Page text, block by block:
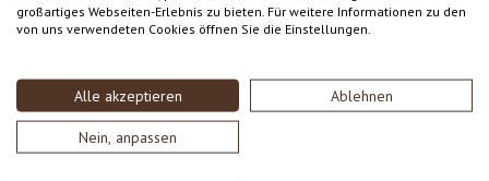
großartiges Webseiten-Erlebnis zu bieten. Für weitere Informationen zu den
von uns verwendeten Cookies öffnen Sie die Einstellungen.
Alle akzeptieren Ablehnen
Nein, anpassen